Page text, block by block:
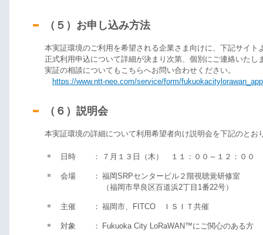
（５）お申し込み方法
本実証環境のご利用を希望される企業さま向けに、下記サイト
正式利用申込について詳細が決まり次第、個別にご連絡いたし
実証の相談についてもこちらへお問い合わせください。
https://www.ntt-neo.com/service/form/
（６）説明会
本実証環境の詳細について利用希望者向け説明会を下記のとお
日時 ： ７月１３日（木） １１：００～１２：００
会場 ： 福岡SRPセンタービル２階視聴覚研修室
（福岡市早良区百道浜2丁目1番22号）
主催 ： 福岡市、FITCO ＩＳＩＴ共催
対象 ： Fukuoka City LoRaWAN™にご関心のある方